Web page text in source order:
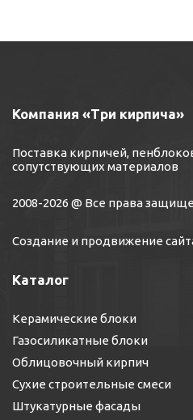
Компания «Три кирпича»
Поставка кирпичей,
сопутствующих материалов
2008-2026 @ Все права
Создание и продвижение
Каталог
Керамические блоки
Газосиликатные блоки
Облицовочный кирпич
Сухие строительные смеси
Штукатурные фасады